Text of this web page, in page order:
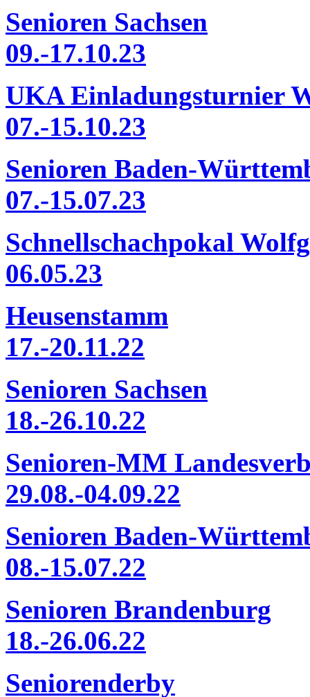
Senioren Sachsen
09.-17.10.23
UKA Einladungsturnier
07.-15.10.23
Senioren Baden-
07.-15.07.23
Schnellschachpokal
06.05.23
Heusenstamm
17.-20.11.22
Senioren Sachsen
18.-26.10.22
Senioren-MM
29.08.-04.09.22
Senioren Baden-
08.-15.07.22
Senioren Brandenburg
18.-26.06.22
Seniorenderby